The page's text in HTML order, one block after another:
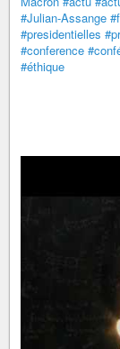
#Julian-Assange
#presidentielles
#conference
#éthique